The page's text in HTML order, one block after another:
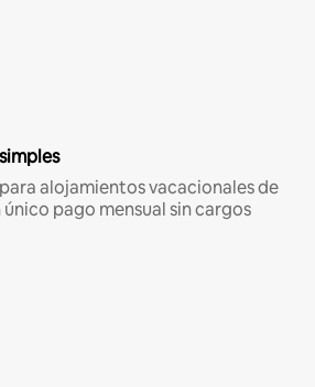
alojamientos vacacionales de
pago mensual sin cargos